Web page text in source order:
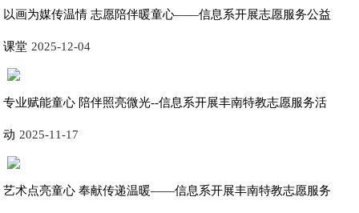
以画为媒传温情 志愿陪伴暖童心——信息系开展志愿服务公益
课堂 2025-12-04
专业赋能童心 陪伴照亮微光--信息系开展丰南特教志愿服务活
动 2025-11-17
艺术点亮童心 奉献传递温暖——信息系开展丰南特教志愿服务